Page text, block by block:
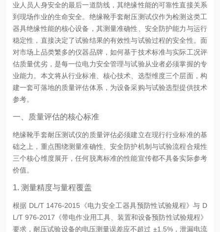
业人员人身安全的最后一道防线，其绝缘性能的可靠性直接关系
到现场作业的生命安全。绝缘靴手套耐压测试仪作为检测这类工
器具绝缘性能的核心设备，其测量准确性、安全防护能力与运行
稳定性，直接决定了试验结果的有效性与试验过程的安全性。面
对市场上品类繁多的仪器品牌，如何基于技术标准与实际工况评
估质量优劣，是每一位电力安全管理与试验从业者必须掌握的专
业能力。本文将从行业标准、核心技术、选型维度三个层面，构
建一套可落地的质量评估体系，为设备采购与试验选型提供技术
参考。
一、质量评估的核心标准
绝缘靴手套耐压测试仪的质量评估必须建立在现行行业标准的基
础之上，重点围绕测量准确性、安全防护机制与试验流程合规性
三个核心维度展开，任何脱离标准的性能宣传都不具备实际参考
价值。
1. 测量精度与量程覆盖
根据 DL/T 1476-2015《电力安全工器具预防性试验规程》与 D
L/T 976-2017《带电作业用工具、装置和设备预防性试验规程》
要求，耐压试验设备的电压测量误差应不超过 ±1.5%，泄漏电流